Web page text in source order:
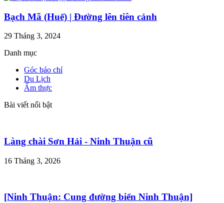
Bạch Mã (Huế) | Đường lên tiên cảnh
29 Tháng 3, 2024
Danh mục
Góc báo chí
Du Lịch
Ẩm thực
Bài viết nổi bật
Làng chài Sơn Hải - Ninh Thuận cũ
16 Tháng 3, 2026
[Ninh Thuận: Cung đường biển Ninh Thuận]